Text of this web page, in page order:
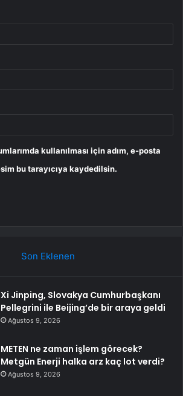
kullanılması için adım, e-posta
bu tarayıcıya kaydedilsin.
Son Eklenen
Xi Jinping, Slovakya Cumhurbaşkanı
Pellegrini ile Beijing’de bir araya geldi
Ağustos 9, 2026
METEN ne zaman işlem görecek?
Metgün Enerji halka arz kaç lot verdi?
Ağustos 9, 2026